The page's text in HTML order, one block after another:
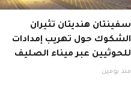
سفينتان هنديتان تثيران
الشكوك حول تهريب إمدادات
للحوثيين عبر ميناء الصليف
منذ يومين